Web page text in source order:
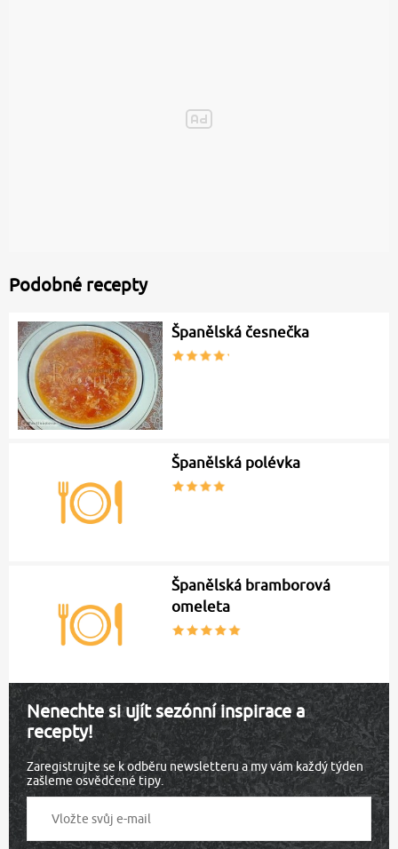
Podobné recepty
Španělská česnečka
Španělská polévka
Španělská bramborová
omeleta
Nenechte si ujít sezónní inspirace a
recepty!
Zaregistrujte se k odběru newsletteru a my vám každý týden
zašleme osvědčené tipy.